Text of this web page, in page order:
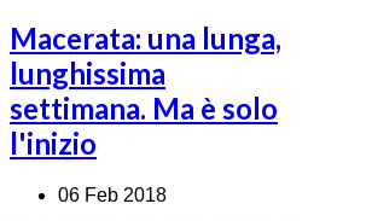
Macerata: una lunga,
lunghissima
settimana. Ma è solo
l'inizio
06 Feb 2018